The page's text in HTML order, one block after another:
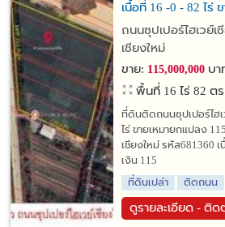
เนื้อที่ 16 -0 - 82 ไร่
ล้าน พร้อมโอน อ.สา
ถนนซุปเปอร์ไฮเวย์เ
เชียงใหม่
ขาย: 115,000,000บา
พื้นที่ 16 ไร่ 82 ตร
ที่ดินติดถนนซุปเปอร์ไฮเ
ไร่ ขายเหมายกแปลง
เชียงใหม่ รหัส681360 เ
เงิน 115
ที่ดินเปล่า
ติดถนน
ดูรายละเอียด - ติด